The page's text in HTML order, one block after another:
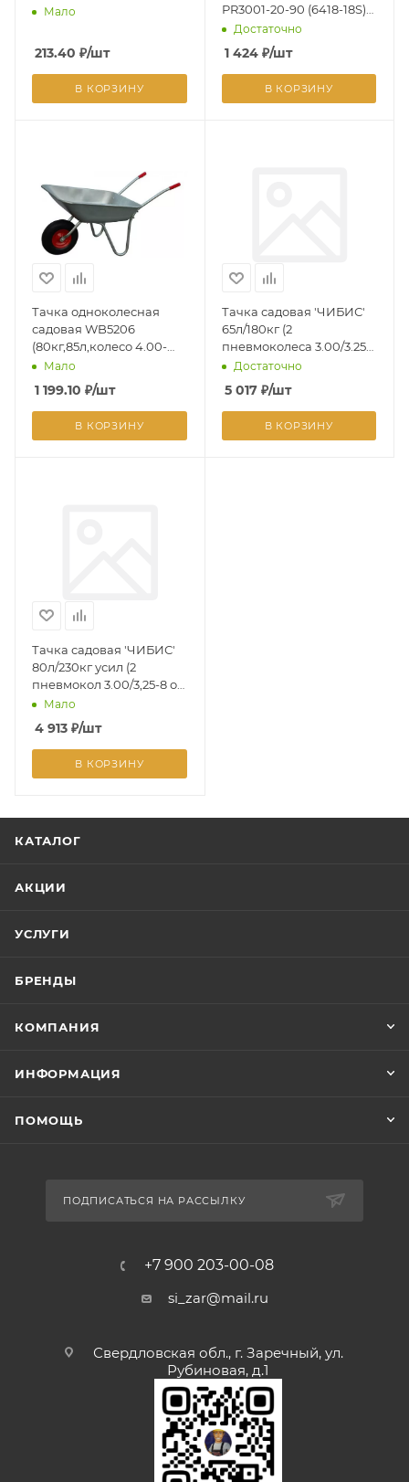
Мало
213.40 ₽/шт
В КОРЗИНУ
PR3001-20-90 (6418-18S)
(d кол 380 мм, d ст 20 мм,
L ступицы 90
Достаточно
1 424₽/шт
В КОРЗИНУ
Тачка одноколесная
садовая WB5206
(80кг,85л,колесо 4.00-
6,д.330мм,оцикованный
Мало
1 199.10 ₽/шт
В КОРЗИНУ
Тачка садовая 'ЧИБИС'
65л/180кг (2
пневмоколеса 3.00/3.25-
8 оц кузов 0,6 мм
неразбор рама)
Достаточно
5 017₽/шт
В КОРЗИНУ
Тачка садовая 'ЧИБИС'
80л/230кг усил (2
пневмокол 3.00/3,25-8 оц
кузов 0,8 мм неразбор
Мало
4 913 ₽/шт
В КОРЗИНУ
КАТАЛОГ
АКЦИИ
УСЛУГИ
БРЕНДЫ
КОМПАНИЯ
ИНФОРМАЦИЯ
ПОМОЩЬ
ПОДПИСАТЬСЯ НА РАССЫЛКУ
+7 900 203-00-08
si_zar@mail.ru
Свердловская обл., г. Заречный, ул.
Рубиновая, д.1